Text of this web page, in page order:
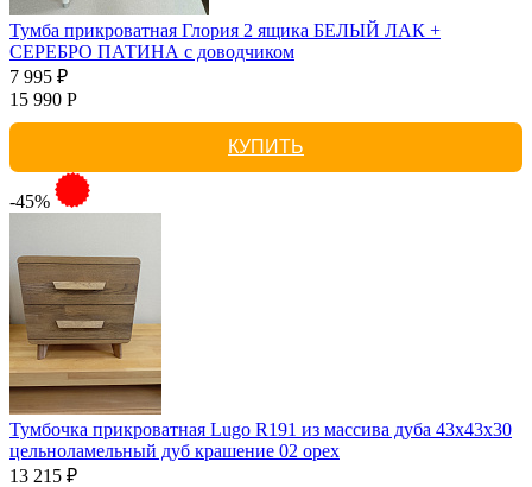
Тумба прикроватная Глория 2 ящика БЕЛЫЙ ЛАК +
СЕРЕБРО ПАТИНА с доводчиком
7 995 ₽
15 990 Р
КУПИТЬ
-45%
Тумбочка прикроватная Lugo R191 из массива дуба 43х43х30
цельноламельный дуб крашение 02 орех
13 215 ₽